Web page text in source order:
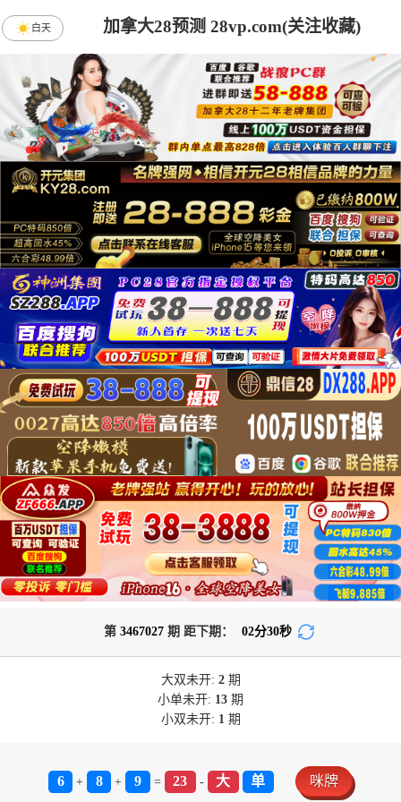
加拿大28预测 28vp.com(关注收藏)
白天
第 3467027期 距下期： 02分30秒
大双未开: 2期
小单未开: 13 期
小双未开: 1 期
6 + 8 + 9 = 23 - 大 单 咪牌